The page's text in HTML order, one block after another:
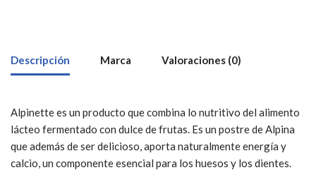
Descripción Marca Valoraciones (0)
Alpinette es un producto que combina lo nutritivo del alimento
lácteo fermentado con dulce de frutas. Es un postre de Alpina
que además de ser delicioso, aporta naturalmente energía y
calcio, un componente esencial para los huesos y los dientes.